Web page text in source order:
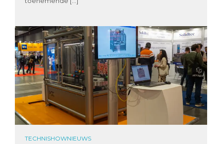
TECHNISHOWNIEUWS